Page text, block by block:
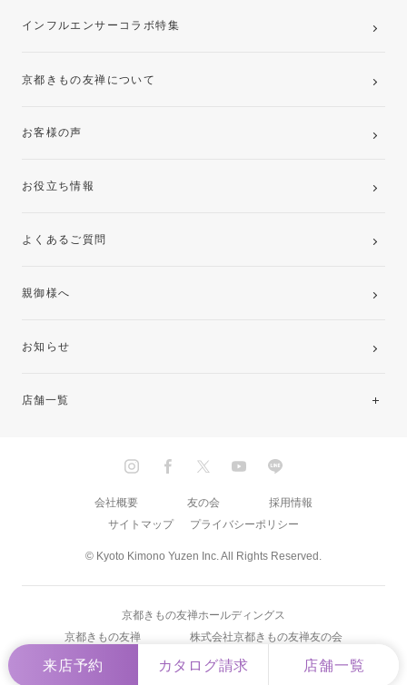
来店予約 カタログ請求 店舗一覧
インフルエンサーコラボ特集
京都きもの友禅について
お客様の声
お役立ち情報
よくあるご質問
親御様へ
お知らせ
店舗一覧
九州
© Kyoto Kimono Yuzen Inc. All Rights Reserved.
会社概要 友の会
採用情報
サイトマップ
プライバシーポリシー
京都きもの友禅ホールディングス
京都きもの友禅
株式会社京都きもの友禅友の会